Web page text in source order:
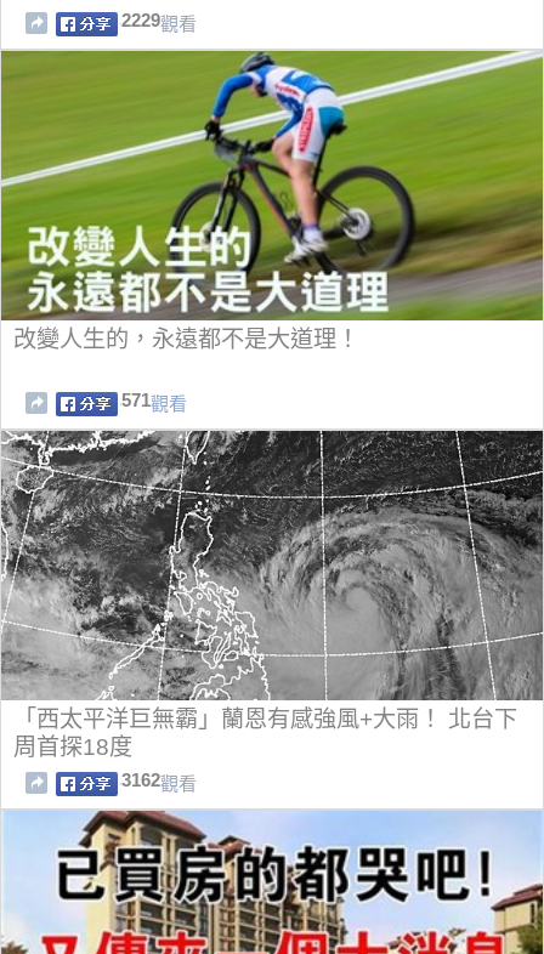
2229觀看
改變人生的，永遠都不是大道理！
571觀看
「西太平洋巨無霸」蘭恩有感強風+大雨！ 北台下
周首探18度
3162觀看